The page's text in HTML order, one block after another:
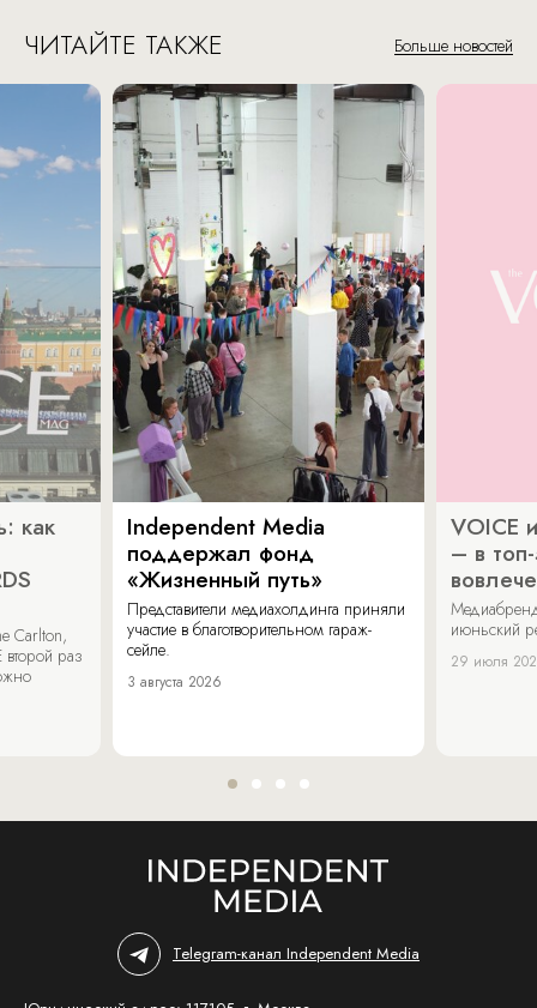
ЧИТАЙТЕ ТАКЖЕ Больше новостей
как
Carlton,
раз
Independent Media
поддержал фонд
«Жизненный путь»
Представители медиахолдинга приняли
участие в благотворительном гараж-
сейле.
3 августа 2026
VOICE
– в
июньский
29 июля
Telegram-канал Independent Media